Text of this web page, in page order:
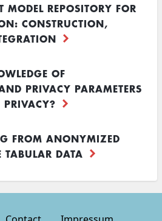
MODEL REPOSITORY FOR
CONSTRUCTION,
OF
PRIVACY PARAMETERS
PRIVACY?
FROM ANONYMIZED
TABULAR DATA